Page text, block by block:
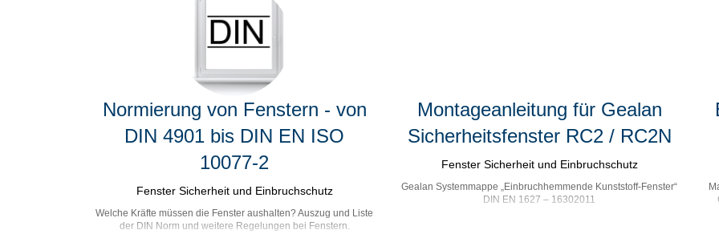
Normierung von Fenstern - von
DIN 4901 bis DIN EN ISO
10077-2
Fenster Sicherheit und Einbruchschutz
Welche Kräfte müssen die Fenster aushalten? Auszug und Liste
der DIN Norm und weitere Regelungen bei Fenstern.
Montageanleitung für Gealan
Sicherheitsfenster RC2 / RC2N
Fenster Sicherheit und Einbruchschutz
Gealan Systemmappe „Einbruchhemmende Kunststoff-Fenster“
DIN EN 1627 – 16302011